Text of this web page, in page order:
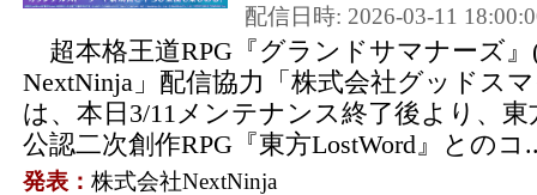
配信日時: 2026-03-11
超本格王道RPG『グランドサマナーズ
NextNinja」配信協力「株式会社グッドス
は、本日3/11メンテナンス終了後より、東
公認二次創作RPG『東方LostWord』とのコ
発表： 株式会社NextNinja